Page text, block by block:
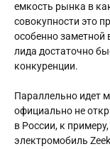
емкость рынка в
совокупности это
особенно заметной
лида достаточно
конкуренции.
Параллельно идет
официально не
в России, к
электромобиль